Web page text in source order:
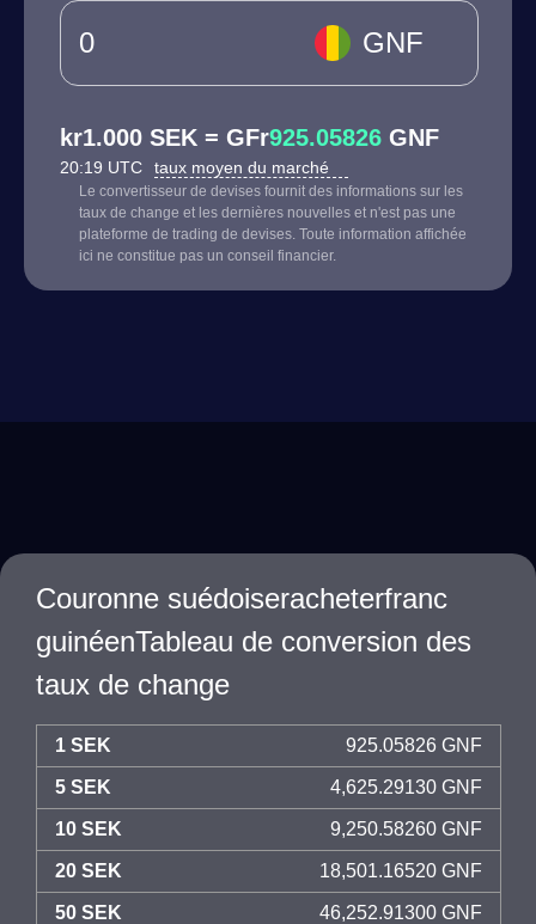
GNF
kr1.000 SEK = GFr925.05826 GNF
20:19 UTC taux moyen du marché
Le convertisseur de devises fournit des informations sur les
taux de change et les dernières nouvelles et n'est pas une
plateforme de trading de devises. Toute information affichée
ici ne constitue pas un conseil financier.
Couronne suédoiseracheterfranc
guinéenTableau de conversion des
taux de change
1 SEK 925.05826 GNF
5 SEK 4,625.29130 GNF
10 SEK 9,250.58260 GNF
20 SEK 18,501.16520 GNF
50 SEK 46,252.91300 GNF